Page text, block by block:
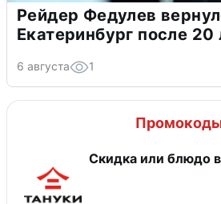
Рейдер Федулев
Екатеринбург после 20
6 августа 1
Скидка или блюдо